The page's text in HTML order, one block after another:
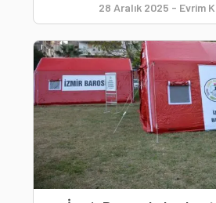
28 Aralık 2025 - Evrim